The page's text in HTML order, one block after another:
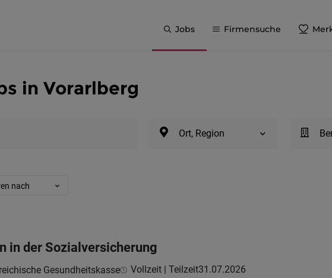
Jobs Firmensuche
in Vorarlberg
Ort, Region
nach
in der Sozialversicherung
Gesundheitskasse Vollzeit | Teilzeit31.07.2026